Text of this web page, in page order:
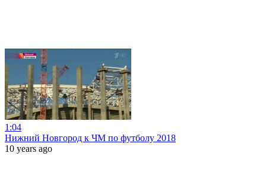
1:04
Нижний Новгород к ЧМ по футболу 2018
10 years ago